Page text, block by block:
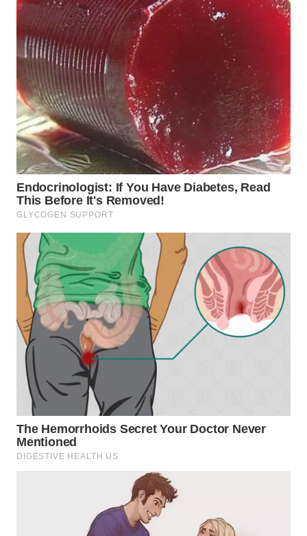
GORONTALO
WN
SULUT
WN
MALUKU
WN
MALUT
WN
DAIRI
WN
DANAU
TOBA
WN
NIAS
LANGKAT
WN
TAPANULI
SELATAN